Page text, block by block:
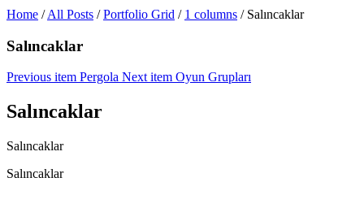
Home /All Posts /Portfolio Grid / 1 columns / Salıncaklar
Salıncaklar
Previous item Pergola Next item Oyun Grupları
Salıncaklar
Salıncaklar
Salıncaklar